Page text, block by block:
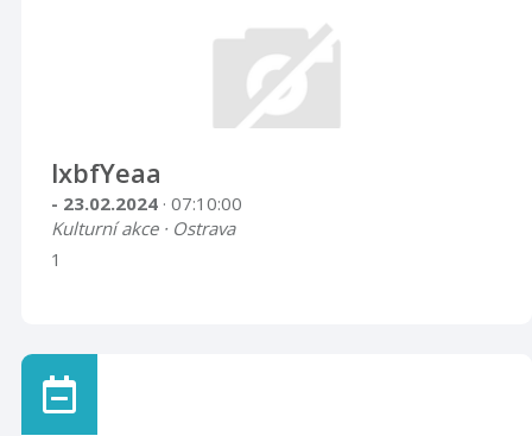
lxbfYeaa
- 23.02.2024 · 07:10:00
Kulturní akce · Ostrava
1